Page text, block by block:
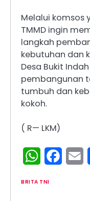
Melalui komsos
TMMD ingin
langkah
kebutuhan dan
Desa Bukit
pembangunan
tumbuh dan
kokoh.
( R— LKM)
WhatsApp
BRITA TNI